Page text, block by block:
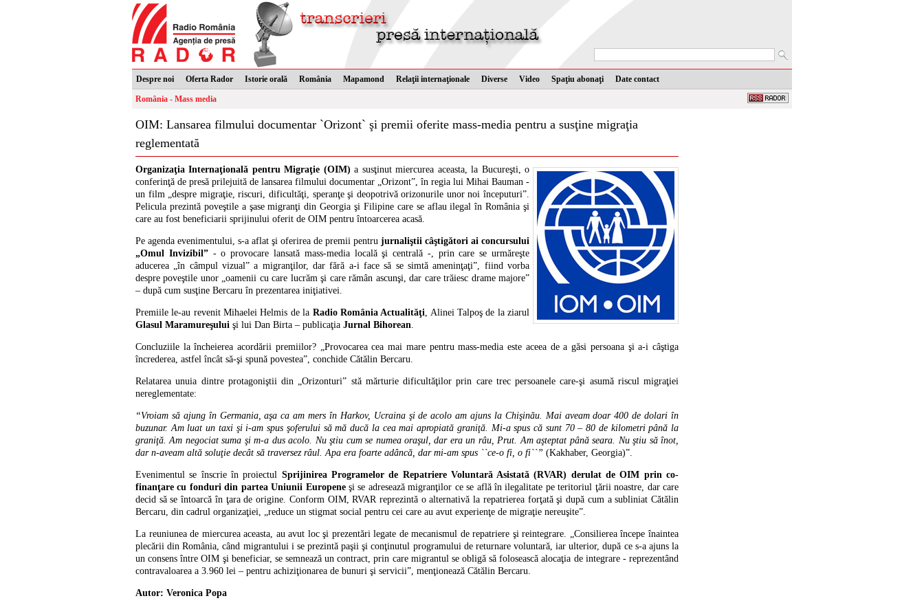
Despre noi Oferta Rador Istorie orală România Mapamond Relaţii internaţionale Diverse Video Spaţiu abonaţi Date contact
România - Mass media
OIM: Lansarea filmului documentar `Orizont` şi premii oferite mass-media pentru a susţine migraţia
reglementată
Organizaţia Internaţională pentru Migraţie (OIM) a susţinut miercurea aceasta, la Bucureşti, o
conferinţă de presă prilejuită de lansarea filmului documentar „Orizont”, în regia lui Mihai Bauman -
un film „despre migraţie, riscuri, dificultăţi, speranţe şi deopotrivă orizonurile unor noi începuturi”.
Pelicula prezintă poveştile a şase migranţi din Georgia şi Filipine care se aflau ilegal în România şi
care au fost beneficiarii sprijinului oferit de OIM pentru întoarcerea acasă.
Pe agenda evenimentului, s-a aflat şi oferirea de premii pentru jurnaliştii câştigători ai concursului
„Omul Invizibil”- o provocare lansată mass-media locală şi centrală -, prin care se urmăreşte
aducerea „în câmpul vizual” a migranţilor, dar fără a-i face să se simtă ameninţaţi”, fiind vorba
despre poveştile unor „oamenii cu care lucrăm şi care rămân ascunşi, dar care trăiesc drame majore”
– după cum susţine Bercaru în prezentarea iniţiativei.
Premiile le-au revenit Mihaelei Helmis de la Radio România Actualităţi, Alinei Talpoş de la ziarul
Glasul Maramureşului şi lui Dan Birta – publicaţia Jurnal Bihorean.
Concluziile la încheierea acordării premiilor? „Provocarea cea mai mare pentru mass-media este aceea de a găsi persoana şi a-i câştiga
încrederea, astfel încât să-şi spună povestea”, conchide Cătălin Bercaru.
Relatarea unuia dintre protagoniştii din „Orizonturi” stă mărturie dificultăţilor prin care trec persoanele care-şi asumă riscul migraţiei
nereglementate:
“Vroiam să ajung în Germania, aşa ca am mers în Harkov, Ucraina şi de acolo am ajuns la Chişinău. Mai aveam doar 400 de dolari în
buzunar. Am luat un taxi şi i-am spus şoferului să mă ducă la cea mai apropiată graniţă. Mi-a spus că sunt 70 – 80 de kilometri până la
graniţă. Am negociat suma şi m-a dus acolo. Nu ştiu cum se numea oraşul, dar era un râu, Prut. Am aşteptat până seara. Nu ştiu să înot,
dar n-aveam altă soluţie decât să traversez râul. Apa era foarte adâncă, dar mi-am spus ``ce-o fi, o fi``” (Kakhaber, Georgia)”.
Evenimentul se înscrie în proiectul Sprijinirea Programelor de Repatriere Voluntară Asistată (RVAR) derulat de OIM prin co-
finanţare cu fonduri din partea Uniunii Europeneşi se adresează migranţilor ce se află în ilegalitate pe teritoriul ţării noastre, dar care
decid să se întoarcă în ţara de origine. Conform OIM, RVAR reprezintă o alternativă la repatrierea forţată şi după cum a subliniat Cătălin
Bercaru, din cadrul organizaţiei, „reduce un stigmat social pentru cei care au avut experienţe de migraţie nereuşite”.
La reuniunea de miercurea aceasta, au avut loc şi prezentări legate de mecanismul de repatriere şi reintegrare. „Consilierea începe înaintea
plecării din România, când migrantului i se prezintă paşii şi conţinutul programului de returnare voluntară, iar ulterior, după ce s-a ajuns la
un consens între OIM şi beneficiar, se semnează un contract, prin care migrantul se obligă să folosească alocaţia de integrare - reprezentând
contravaloarea a 3.960 lei – pentru achiziţionarea de bunuri şi servicii”, menţionează Cătălin Bercaru.
Autor: Veronica Popa